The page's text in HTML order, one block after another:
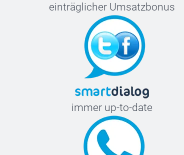
einträglicher Umsatzbonus
immer up-to-date